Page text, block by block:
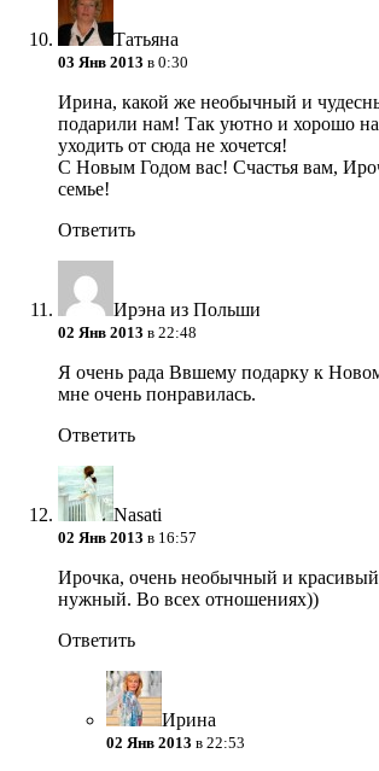
Татьяна
03 Янв 2013 в 0:30
Ирина, какой же необычный и
подарили нам! Так уютно и хорошо
уходить от сюда не хочется!
С Новым Годом вас! Счастья вам,
семье!
Ответить
Ирэна из Польши
02 Янв 2013 в 22:48
Я очень рада Ввшему подарку к
мне очень понравилась.
Ответить
Nasati
02 Янв 2013 в 16:57
Ирочка, очень необычный и
нужный. Во всех отношениях))
Ответить
Ирина
02 Янв 2013 в 22:53